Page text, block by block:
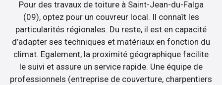
Pour des travaux de toiture à Saint-Jean-du-Falga
(09), optez pour un couvreur local. Il connaît les
particularités régionales. Du reste, il est en capacité
d’adapter ses techniques et matériaux en fonction du
climat. Egalement, la proximité géographique facilite
le suivi et assure un service rapide. Une équipe de
professionnels (entreprise de couverture, charpentiers